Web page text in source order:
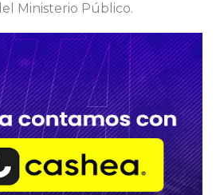
Ministerio Público.